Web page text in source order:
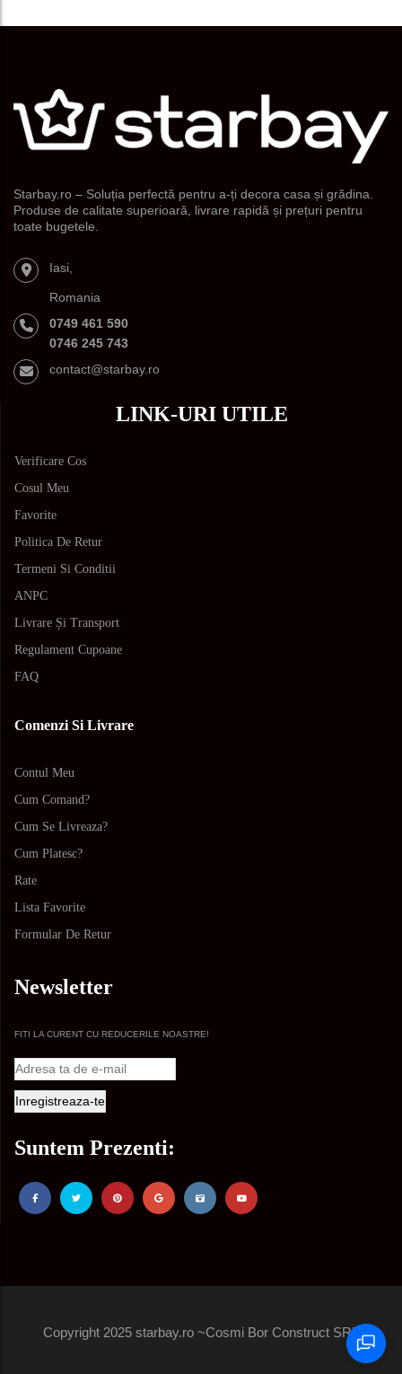
Starbay.ro – Soluția perfectă pentru a-ți decora casa și grădina.
Produse de calitate superioară, livrare rapidă și prețuri pentru
toate bugetele.
Iasi,
Romania
0749 461 590
0746 245 743
contact@starbay.ro
LINK-URI UTILE
Verificare Cos
Cosul Meu
Favorite
Politica De Retur
Termeni Si Conditii
ANPC
Livrare Și Transport
Regulament Cupoane
FAQ
Comenzi Si Livrare
Contul Meu
Cum Comand?
Cum Se Livreaza?
Cum Platesc?
Rate
Lista Favorite
Formular De Retur
Newsletter
FITI LA CURENT CU REDUCERILE NOASTRE!
Suntem Prezenti:
Copyright 2025 starbay.ro ~Cosmi Bor Construct SRL